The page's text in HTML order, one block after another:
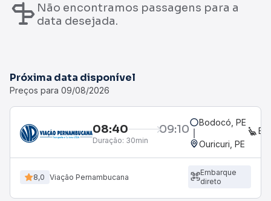
Não encontramos passagens para a
data desejada.
Próxima data disponível
Preços para 09/08/2026
08:40 09:10
Duração: 30min
Bodocó, PE
Ouricuri, PE
8,0 Viação Pernambucana
Embarque
direto